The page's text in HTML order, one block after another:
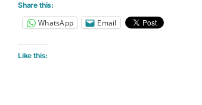
Share this:
WhatsApp Email
Like this: